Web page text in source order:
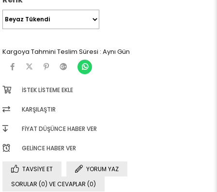
Kargoya Tahmini Teslim Süresi : Aynı Gün
İSTEK LISTEME EKLE
KARŞILAŞTIR
FIYAT DÜŞÜNCE HABER VER
GELINCE HABER VER
TAVSIYE ET
YORUM YAZ
SORULAR (0) VE CEVAPLAR (0)